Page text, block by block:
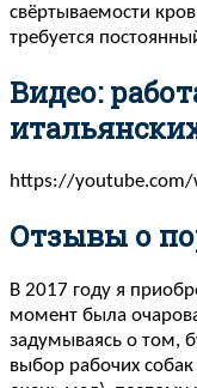
свёртываемости
требуется
Видео:
https://youtube.com/
Отзывы о
В 2017 году я
момент была
задумываясь о том,
выбор рабочих